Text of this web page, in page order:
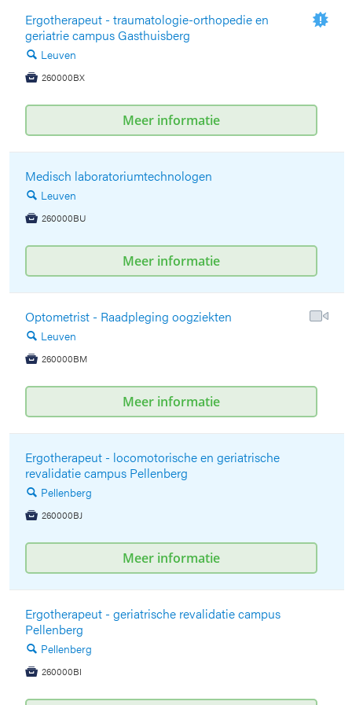
Ergotherapeut - traumatologie-orthopedie en
geriatrie campus Gasthuisberg
🔍 Leuven
 260000BX
Meer informatie
Medisch laboratoriumtechnologen
🔍 Leuven
 260000BU
Meer informatie
Optometrist - Raadpleging oogziekten
🔍 Leuven
 260000BM
Meer informatie
Ergotherapeut - locomotorische en geriatrische
revalidatie campus Pellenberg
🔍 Pellenberg
 260000BJ
Meer informatie
Ergotherapeut - geriatrische revalidatie campus
Pellenberg
🔍 Pellenberg
 260000BI